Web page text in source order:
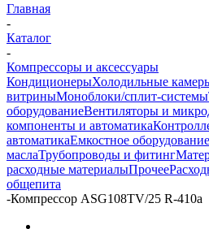
Главная
-
Каталог
-
Компрессоры и аксессуары
КондиционерыХолодильные
витриныМоноблоки/сплит-системы
оборудованиеВентиляторы и
компоненты и автоматика
автоматикаЕмкостное оборудование
маслаТрубопроводы и фитинг
расходные материалыПрочее
общепита
-Компрессор ASG108TV/25 R-410a